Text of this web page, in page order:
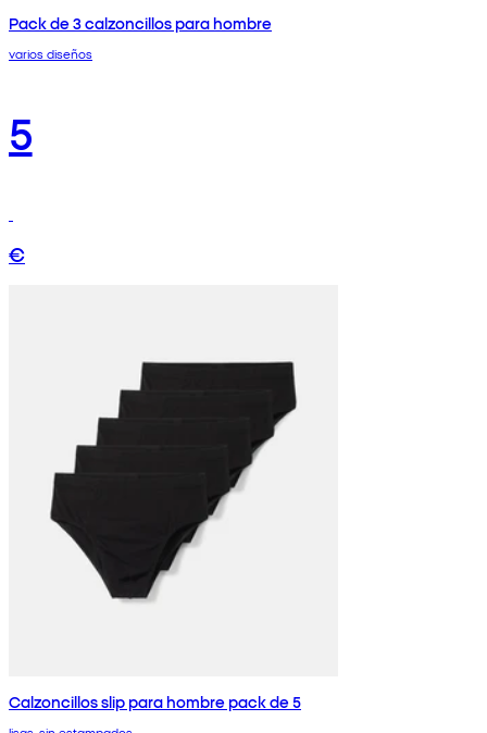
Pack de 3 calzoncillos para hombre
varios diseños
5
€
Calzoncillos slip para hombre pack de 5